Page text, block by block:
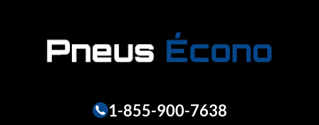
1-855-900-7638